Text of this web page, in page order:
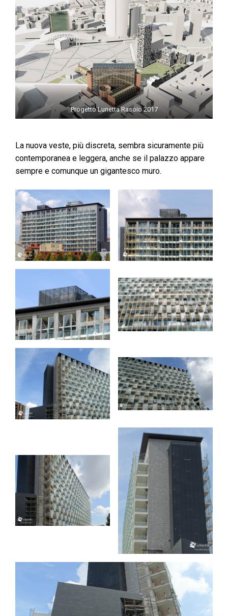
Progetto Lunetta Rasoio 2017
La nuova veste, più discreta, sembra sicuramente più
contemporanea e leggera, anche se il palazzo appare
sempre e comunque un gigantesco muro.